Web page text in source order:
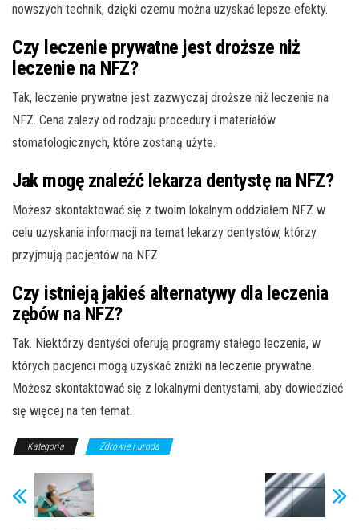
nowszych technik, dzięki czemu można uzyskać lepsze efekty.
Czy leczenie prywatne jest droższe niż
leczenie na NFZ?
Tak, leczenie prywatne jest zazwyczaj droższe niż leczenie na
NFZ. Cena zależy od rodzaju procedury i materiałów
stomatologicznych, które zostaną użyte.
Jak mogę znaleźć lekarza dentystę na NFZ?
Możesz skontaktować się z twoim lokalnym oddziałem NFZ w
celu uzyskania informacji na temat lekarzy dentystów, którzy
przyjmują pacjentów na NFZ.
Czy istnieją jakieś alternatywy dla leczenia
zębów na NFZ?
Tak. Niektórzy dentyści oferują programy stałego leczenia, w
których pacjenci mogą uzyskać zniżki na leczenie prywatne.
Możesz skontaktować się z lokalnymi dentystami, aby dowiedzieć
się więcej na ten temat.
Kategoria Zdrowie i uroda